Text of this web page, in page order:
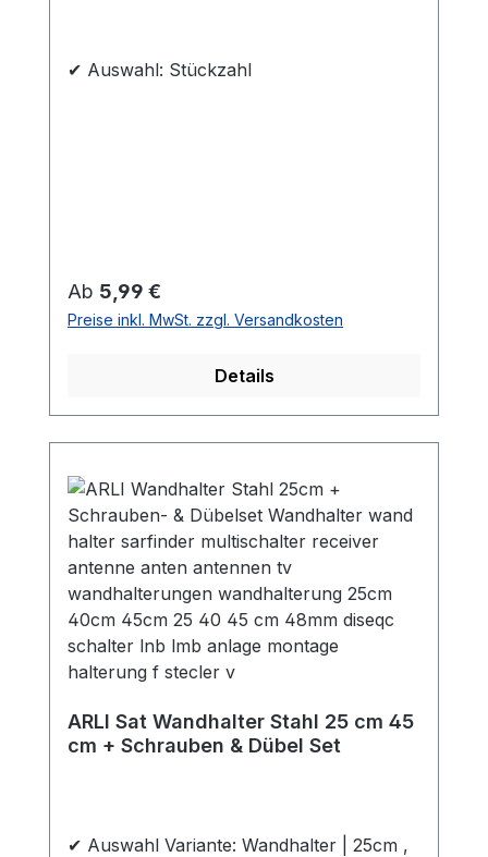
✔ Auswahl: Stückzahl
Regulärer Preis:
Ab 5,99 €
Preise inkl. MwSt. zzgl. Versandkosten
Details
ARLI Sat Wandhalter Stahl 25 cm 45
cm + Schrauben & Dübel Set
✔ Auswahl Variante: Wandhalter | 25cm ,